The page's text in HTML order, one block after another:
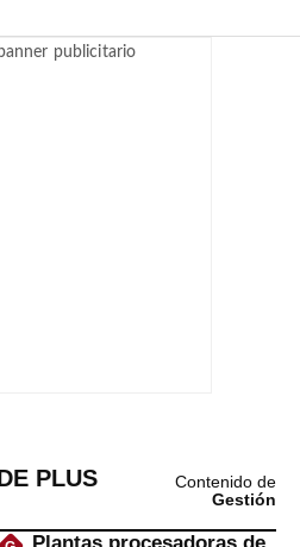
PLUS
Contenido de
Gestión
Plantas procesadoras de